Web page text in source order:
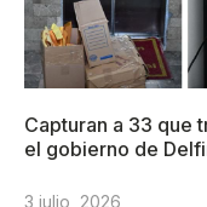
Capturan a 33 que
el gobierno de
3 julio, 2026